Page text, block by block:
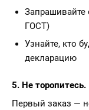
Запрашивайте
ГОСТ)
Узнайте, кто
декларацию
5. Не торопитесь.
Первый заказ —